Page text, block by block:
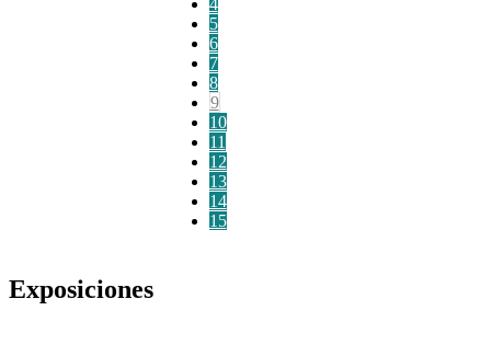
5
6
7
8
9
10
11
12
13
14
15
Exposiciones